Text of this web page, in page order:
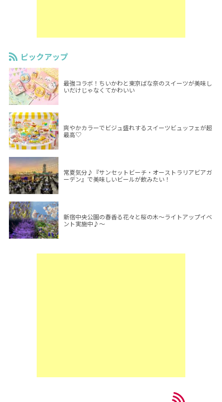
ピックアップ
最強コラボ！ちいかわと東京ばな奈のスイーツが美味し
いだけじゃなくてかわいい
爽やかカラーでビジュ盛れするスイーツビュッフェが超
最高♡
常夏気分♪『サンセットビーチ・オーストラリアビアガ
ーデン』で美味しいビールが飲みたい！
新宿中央公園の春香る花々と桜の木～ライトアップイベ
ント実施中♪～